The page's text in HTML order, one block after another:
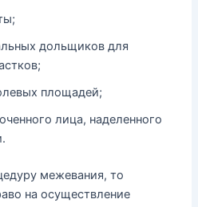
дольщиков для
площадей;
лица, наделенного
межевания, то
на осуществление